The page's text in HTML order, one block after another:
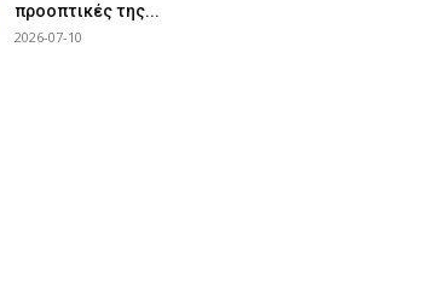
προοπτικές της...
2026-07-10